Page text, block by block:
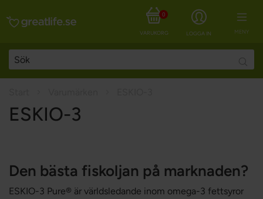
MENY
LOGGA IN
VARUKORG
0
ESKIO-3
Den bästa fiskoljan på marknaden?
ESKIO-3 Pure® är världsledande inom omega-3 fettsyror